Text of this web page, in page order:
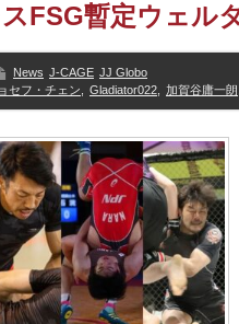
FSG暫定ウェル
News J-CAGE JJ Globo
セフ・チェン Gladiator022 加賀谷庸一朗